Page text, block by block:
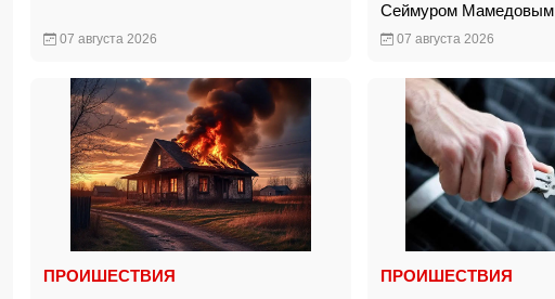
07 августа 2026
Сеймуром Мамедовым
07 августа 2026
ПРОИШЕСТВИЯ ПРОИШЕСТВИЯ